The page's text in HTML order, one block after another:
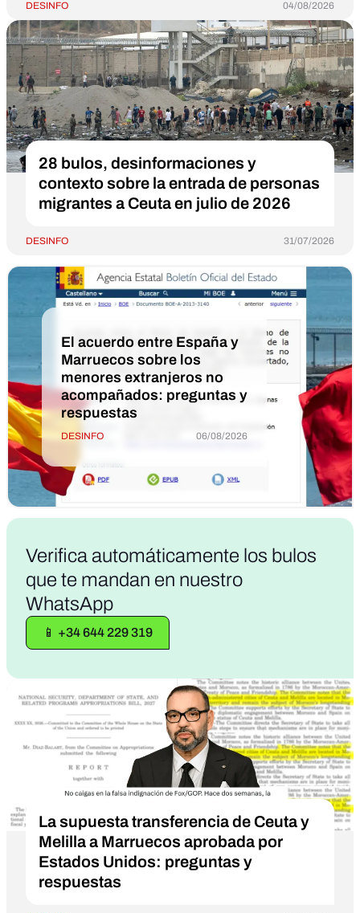
DESINFO 04/08/2026
28 bulos, desinformaciones y
contexto sobre la entrada de personas
migrantes a Ceuta en julio de 2026
DESINFO 31/07/2026
El acuerdo entre España y
Marruecos sobre los
menores extranjeros no
acompañados: preguntas y
respuestas
DESINFO 06/08/2026
Verificaautomáticamente los bulos
que te mandan en nuestro
WhatsApp
📱 +34 644 229 319
La supuesta transferencia de Ceuta y
Melilla a Marruecos aprobada por
Estados Unidos: preguntas y
respuestas